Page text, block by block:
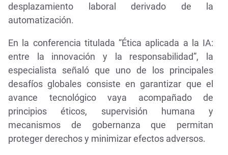
desplazamiento laboral derivado de la
automatización.
En la conferencia titulada “Ética aplicada a la IA:
entre la innovación y la responsabilidad”, la
especialista señaló que uno de los principales
desafíos globales consiste en garantizar que el
avance tecnológico vaya acompañado de
principios éticos, supervisión humana y
mecanismos de gobernanza que permitan
proteger derechos y minimizar efectos adversos.